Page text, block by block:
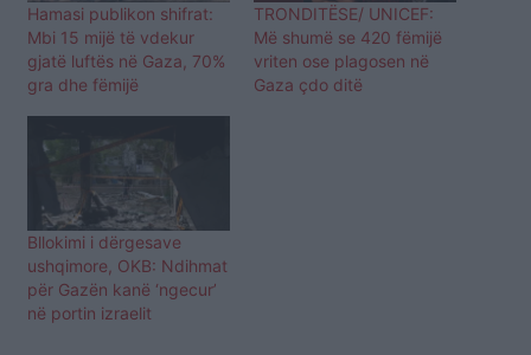
Hamasi publikon shifrat:
Mbi 15 mijë të vdekur
gjatë luftës në Gaza, 70%
gra dhe fëmijë
TRONDITËSE/ UNICEF:
Më shumë se 420 fëmijë
vriten ose plagosen në
Gaza çdo ditë
Bllokimi i dërgesave
ushqimore, OKB: Ndihmat
për Gazën kanë ‘ngecur’
në portin izraelit